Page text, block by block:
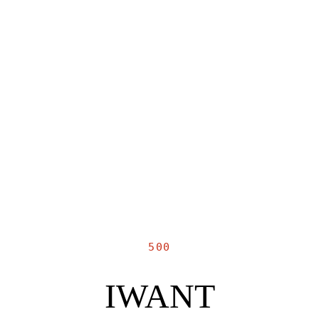
500
IWANT